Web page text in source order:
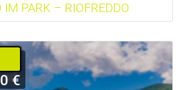
IM PARK – RIOFREDDO
€